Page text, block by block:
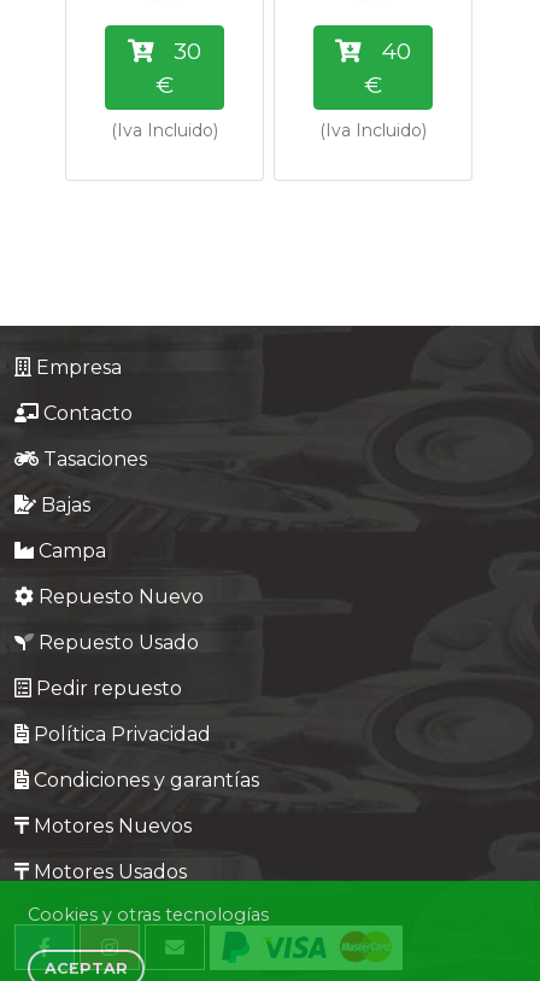
Empresa
Contacto
30
€
(Iva Incluido)
40
€
(Iva Incluido)
Empresa
Contacto
Tasaciones
Bajas
Campa
Repuesto Nuevo
Repuesto Usado
Pedir repuesto
Política Privacidad
Condiciones y garantías
Motores Nuevos
Motores Usados
Cookies y otras tecnologías
ACEPTAR